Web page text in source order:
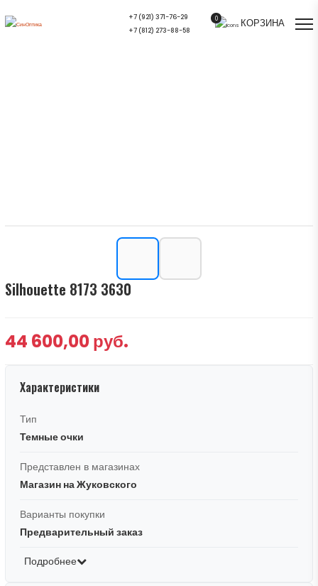
+7 (921) 371-76-29
+7 (812) 273-88-58
0 КОРЗИНА
Silhouette 8173 3630
44 600,00 руб.
Характеристики
Тип
Темные очки
Представлен в магазинах
Магазин на Жуковского
Варианты покупки
Предварительный заказ
Подробнее